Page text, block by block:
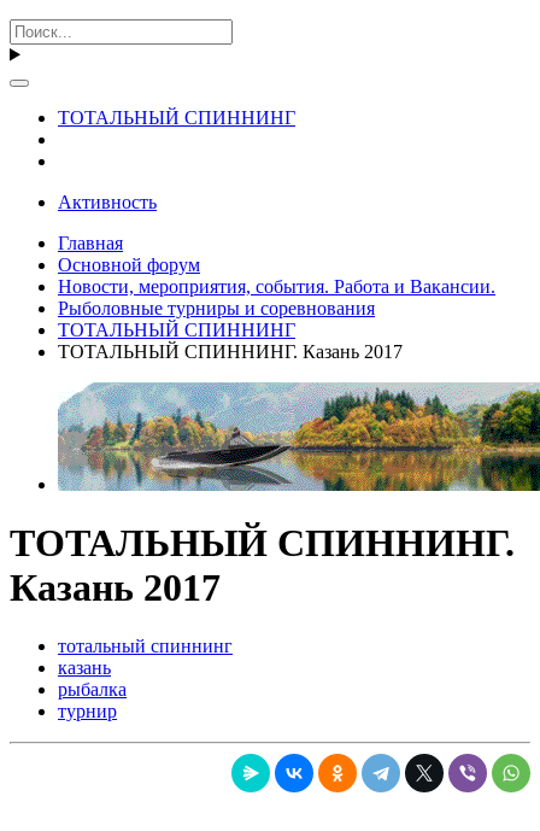
ТОТАЛЬНЫЙ СПИННИНГ
Активность
Главная
Основной форум
Новости, мероприятия, события. Работа и Вакансии.
Рыболовные турниры и соревнования
ТОТАЛЬНЫЙ СПИННИНГ
ТОТАЛЬНЫЙ СПИННИНГ. Казань 2017
ТОТАЛЬНЫЙ СПИННИНГ.
Казань 2017
тотальный спиннинг
казань
рыбалка
турнир